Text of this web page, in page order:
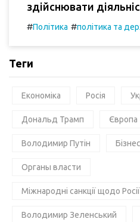
здійснювати
#Політика #політика та
Теги
Економіка Росія
Дональд Трамп Європа
Володимир Путін Бізнес
Органы власти
Міжнародні санкції щодо
Володимир Зеленський